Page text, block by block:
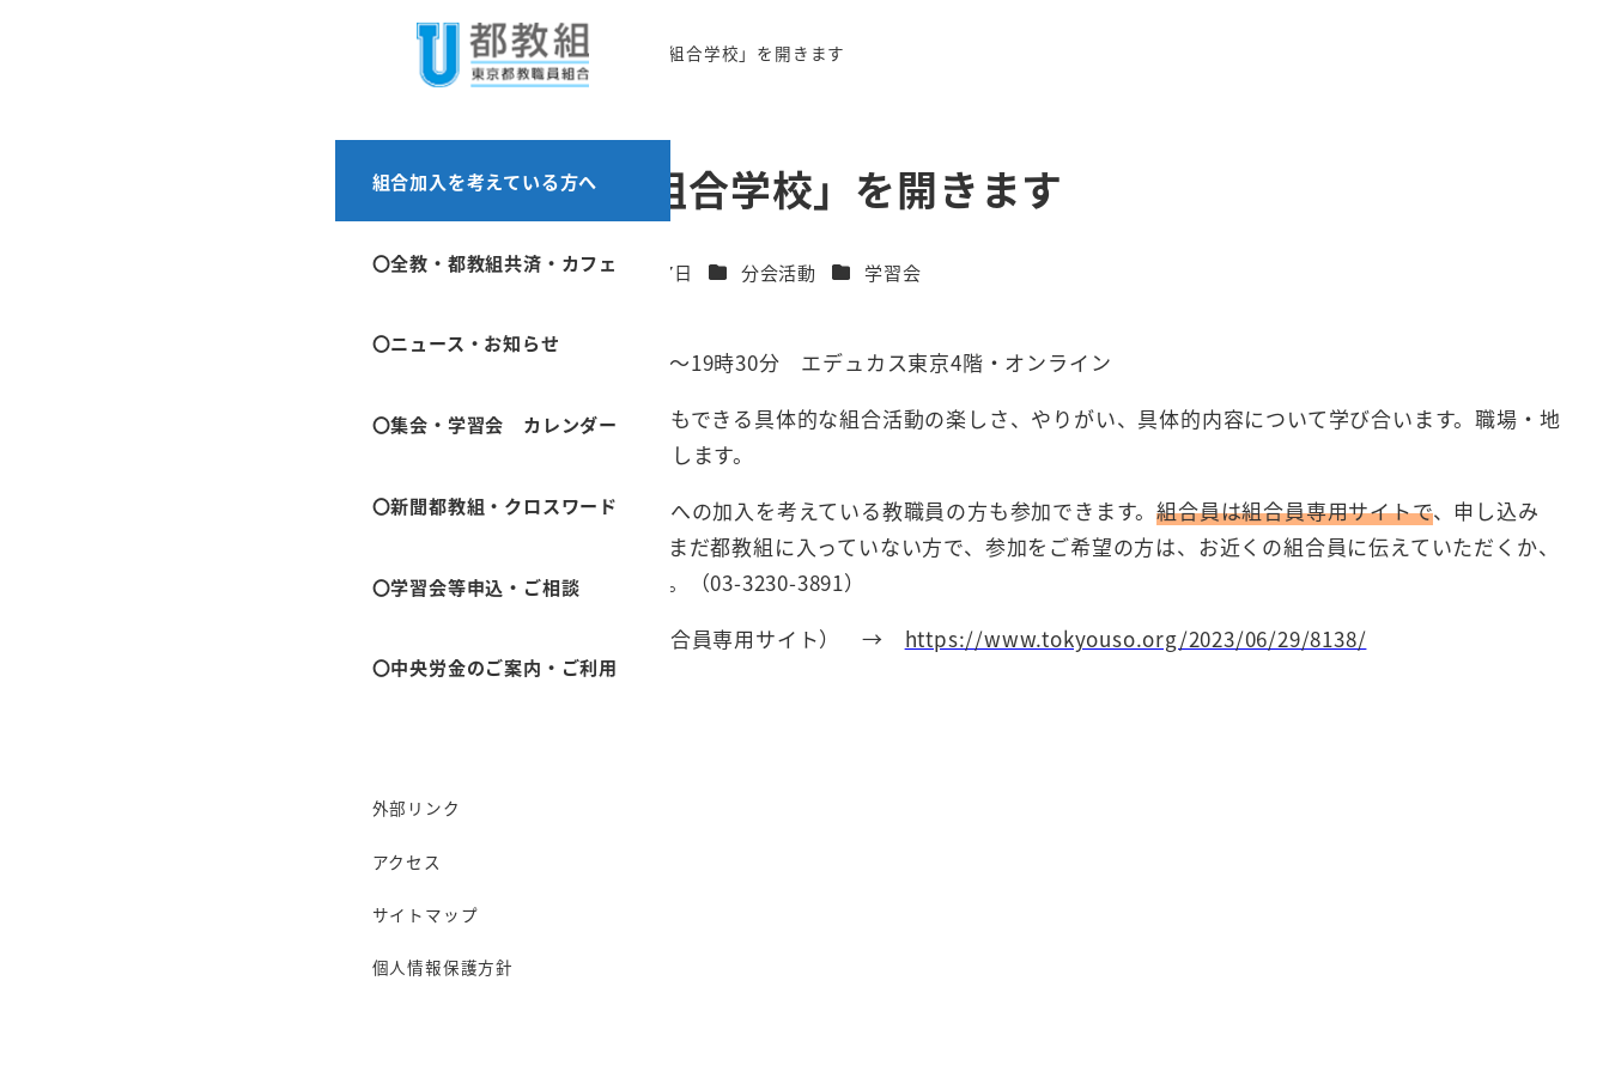
コ
組合加入を考えている方へ
〇全教・都教組共済・カフェ
〇ニュース・お知らせ
〇集会・学習会 カレンダー
〇新聞都教組・クロスワード
〇学習会等申込・ご相談
〇中央労金のご案内・ご利用
外部リンク
アクセス
サイトマップ
個人情報保護方針
分会活動 都教組第1回「組合学校」を開きます
都教組第1回「組合学校」を開きます
2023年6月29日 2024年2月7日 カテゴリー
分会活動 カテゴリー
学習会
〇 2023年7月24日（月）18時～19時30分 エデュカス東京4階・オンライン
〇 職場や地域で気軽に一人でもできる具体的な組合活動の楽しさ、やりがい、具体的内容について学び合います。職場・地
域での悩み、とりくみ等も交流します。
〇 組合員対象ですが、都教組への加入を考えている教職員の方も参加できます。組合員は組合員専用サイトで、申し込み
等、詳細を確認してください。まだ都教組に入っていない方で、参加をご希望の方は、お近くの組合員に伝えていただくか、
都教組に直接電話して
ください。（03-3230-3891）
組合学校詳細はこちらから（組合員専用サイト） → https://www.tokyouso.org/2023/06/29/8138/